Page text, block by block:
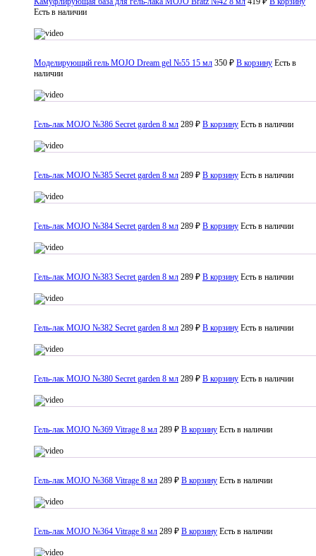
Есть в наличии
Моделирующий гель MOJO Dream gel №55 15 мл 350 ₽ В корзину Есть в
наличии
Гель-лак MOJO №386 Secret garden 8 мл 289 ₽ В корзину Есть в наличии
Гель-лак MOJO №385 Secret garden 8 мл 289 ₽ В корзину Есть в наличии
Гель-лак MOJO №384 Secret garden 8 мл 289 ₽ В корзину Есть в наличии
Гель-лак MOJO №383 Secret garden 8 мл 289 ₽ В корзину Есть в наличии
Гель-лак MOJO №382 Secret garden 8 мл 289 ₽ В корзину Есть в наличии
Гель-лак MOJO №380 Secret garden 8 мл 289 ₽ В корзину Есть в наличии
Гель-лак MOJO №369 Vitrage 8 мл 289 ₽ В корзину Есть в наличии
Гель-лак MOJO №368 Vitrage 8 мл 289 ₽ В корзину Есть в наличии
Гель-лак MOJO №364 Vitrage 8 мл 289 ₽ В корзину Есть в наличии